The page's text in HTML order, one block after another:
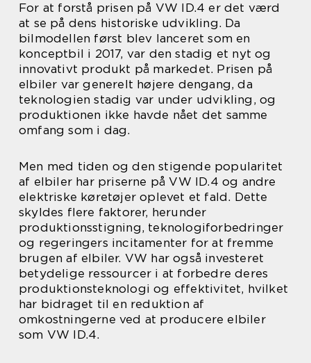
For at forstå prisen på VW ID.4 er det værd
at se på dens historiske udvikling. Da
bilmodellen først blev lanceret som en
konceptbil i 2017, var den stadig et nyt og
innovativt produkt på markedet. Prisen på
elbiler var generelt højere dengang, da
teknologien stadig var under udvikling, og
produktionen ikke havde nået det samme
omfang som i dag.
Men med tiden og den stigende popularitet
af elbiler har priserne på VW ID.4 og andre
elektriske køretøjer oplevet et fald. Dette
skyldes flere faktorer, herunder
produktionsstigning, teknologiforbedringer
og regeringers incitamenter for at fremme
brugen af elbiler. VW har også investeret
betydelige ressourcer i at forbedre deres
produktionsteknologi og effektivitet, hvilket
har bidraget til en reduktion af
omkostningerne ved at producere elbiler
som VW ID.4.